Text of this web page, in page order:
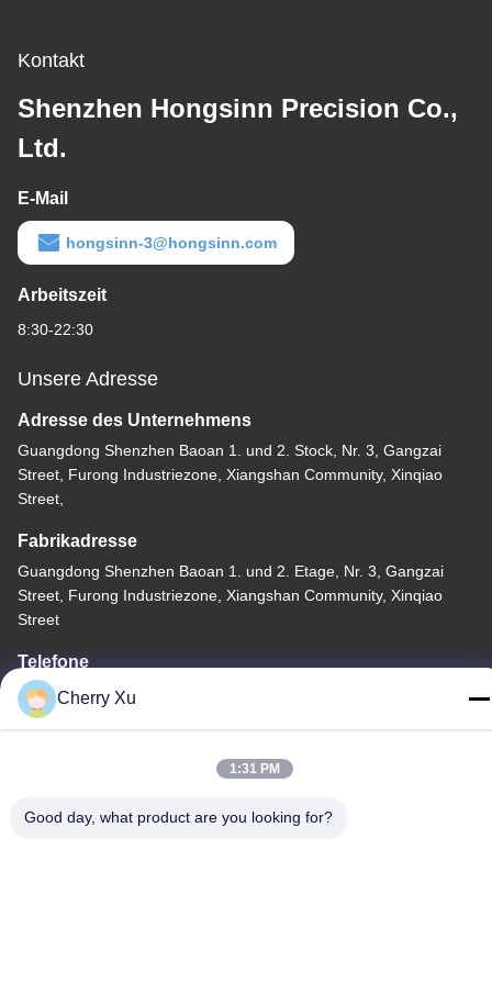
Kontakt
Shenzhen Hongsinn Precision Co.,
Ltd.
E-Mail
hongsinn-3@hongsinn.com
Arbeitszeit
8:30-22:30
Unsere Adresse
Adresse des Unternehmens
Guangdong Shenzhen Baoan 1. und 2. Stock, Nr. 3, Gangzai
Street, Furong Industriezone, Xiangshan Community, Xinqiao
Street,
Fabrikadresse
Guangdong Shenzhen Baoan 1. und 2. Etage, Nr. 3, Gangzai
Street, Furong Industriezone, Xiangshan Community, Xinqiao
Street
Telefone
86-0755-27097532-8:30
China Gute Qualität Kundenspezifische CNC-Bearbeitung
Cherry Xu
1:31 PM
Good day, what product are you looking for?